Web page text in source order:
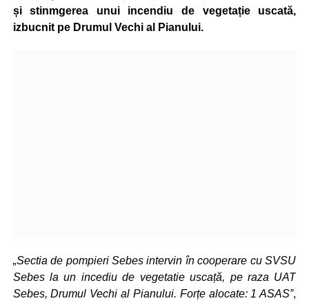
și stinmgerea unui incendiu de vegetație uscată,
izbucnit pe Drumul Vechi al Pianului.
„Sectia de pompieri Sebes intervin în cooperare cu SVSU
Sebes la un incediu de vegetatie uscață, pe raza UAT
Sebes, Drumul Vechi al Pianului. Forțe alocate: 1 ASAS”,